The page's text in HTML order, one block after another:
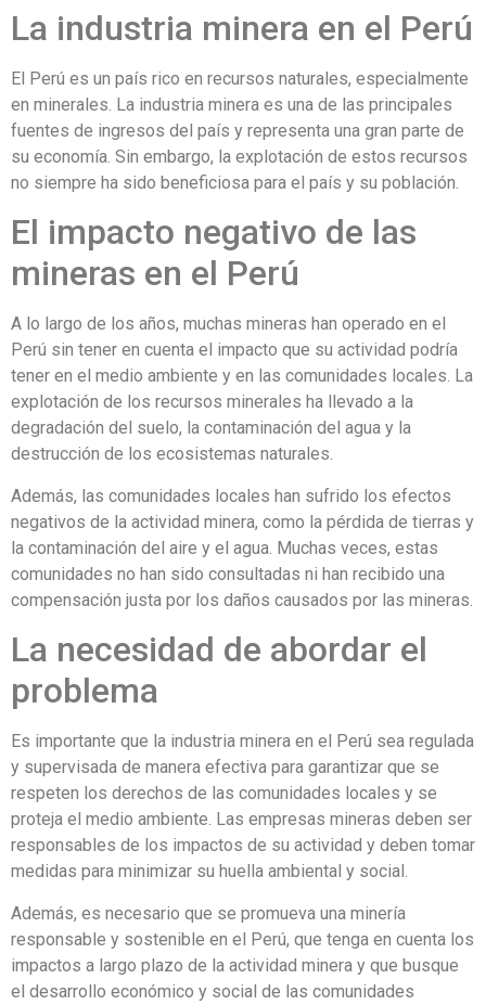
La industria minera en el Perú
El Perú es un país rico en recursos naturales, especialmente
en minerales. La industria minera es una de las principales
fuentes de ingresos del país y representa una gran parte de
su economía. Sin embargo, la explotación de estos recursos
no siempre ha sido beneficiosa para el país y su población.
El impacto negativo de las
mineras en el Perú
A lo largo de los años, muchas mineras han operado en el
Perú sin tener en cuenta el impacto que su actividad podría
tener en el medio ambiente y en las comunidades locales. La
explotación de los recursos minerales ha llevado a la
degradación del suelo, la contaminación del agua y la
destrucción de los ecosistemas naturales.
Además, las comunidades locales han sufrido los efectos
negativos de la actividad minera, como la pérdida de tierras y
la contaminación del aire y el agua. Muchas veces, estas
comunidades no han sido consultadas ni han recibido una
compensación justa por los daños causados por las mineras.
La necesidad de abordar el
problema
Es importante que la industria minera en el Perú sea regulada
y supervisada de manera efectiva para garantizar que se
respeten los derechos de las comunidades locales y se
proteja el medio ambiente. Las empresas mineras deben ser
responsables de los impactos de su actividad y deben tomar
medidas para minimizar su huella ambiental y social.
Además, es necesario que se promueva una minería
responsable y sostenible en el Perú, que tenga en cuenta los
impactos a largo plazo de la actividad minera y que busque
el desarrollo económico y social de las comunidades